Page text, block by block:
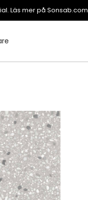
Läs mer på Sonsab.com